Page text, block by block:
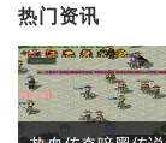
热门资讯